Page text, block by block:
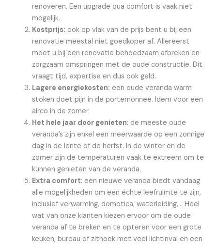
renoveren. Een upgrade qua comfort is vaak niet
mogelijk.
Kostprijs: ook op vlak van de prijs bent u bij een
renovatie meestal niet goedkoper af. Allereerst
moet u bij een renovatie behoedzaam afbreken en
zorgzaam omspringen met de oude constructie. Dit
vraagt tijd, expertise en dus ook geld.
Lagere energiekosten: een oude veranda warm
stoken doet pijn in de portemonnee. Idem voor een
airco in de zomer.
Het hele jaar door genieten: de meeste oude
veranda’s zijn enkel een meerwaarde op een zonnige
dag in de lente of de herfst. In de winter en de
zomer zijn de temperaturen vaak te extreem om te
kunnen genieten van de veranda.
Extra comfort: een nieuwe veranda biedt vandaag
alle mogelijkheden om een échte leefruimte te zijn,
inclusief verwarming, domotica, waterleiding,… Heel
wat van onze klanten kiezen ervoor om de oude
veranda af te breken en te opteren voor een grote
keuken, bureau of zithoek met veel lichtinval en een